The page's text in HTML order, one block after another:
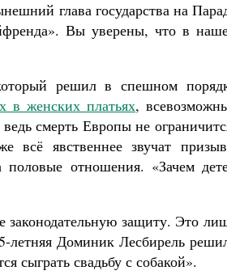
глава государства на
Вы уверены, что в
решил в спешном
в женских платьях,
смерть Европы не
всё явственнее звучат
половые отношения. «Зачем
защиту. Это
летняя Доминик Лесбирель
сыграть свадьбу с собакой».